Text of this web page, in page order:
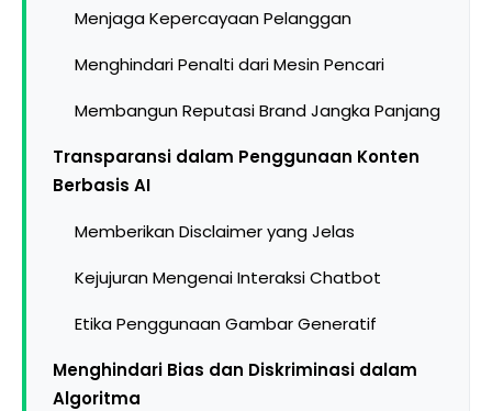
Menjaga Kepercayaan Pelanggan
Menghindari Penalti dari Mesin Pencari
Membangun Reputasi Brand Jangka Panjang
Transparansi dalam Penggunaan Konten
Berbasis AI
Memberikan Disclaimer yang Jelas
Kejujuran Mengenai Interaksi Chatbot
Etika Penggunaan Gambar Generatif
Menghindari Bias dan Diskriminasi dalam
Algoritma